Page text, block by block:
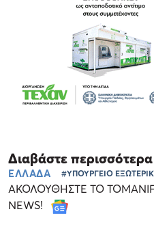
Διαβάστε περισσότερα
ΕΛΛΑΔΑ #ΥΠΟΥΡΓΕΙΟ
ΑΚΟΛΟΥΘΗΣΤΕ ΤΟ
NEWS!